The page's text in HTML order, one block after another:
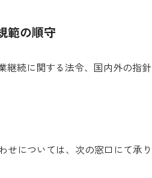
範の順守
続に関する法令、国内外の指
については、次の窓口にて承り